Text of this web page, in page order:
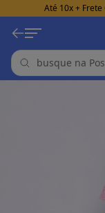
Até 10x + Frete